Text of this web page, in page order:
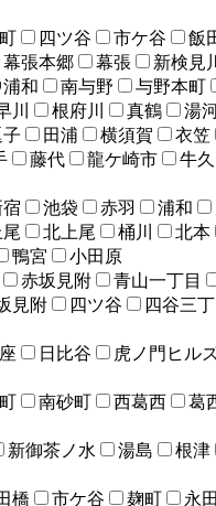
四ツ谷 市ケ谷 飯
幕張本郷 幕張 新検見川
和 南与野 与野本町
川 根府川 真鶴 湯
田浦 横須賀 衣笠
藤代 龍ケ崎市 牛久
宿 池袋 赤羽 浦和
尾 北上尾 桶川 北本
鴨宮
小田原
赤坂見附 青山一丁目
見附 四ツ谷 四谷三丁
日比谷 虎ノ門ヒル
南砂町 西葛西 葛
新御茶ノ水 湯島 根津
橋 市ケ谷 麹町 永